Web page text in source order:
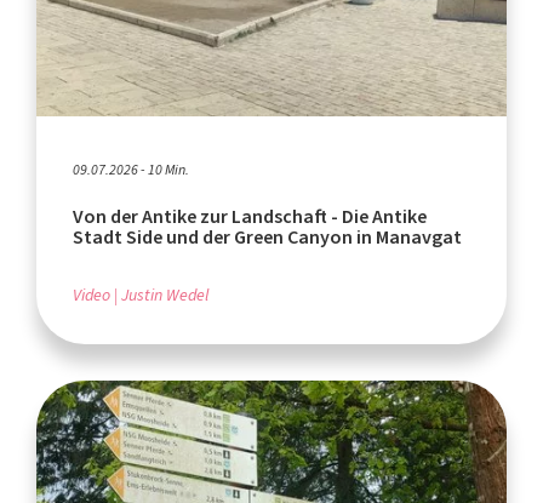
09.07.2026 - 10 Min.
Von der Antike zur Landschaft - Die Antike
Stadt Side und der Green Canyon in Manavgat
Video Justin Wedel